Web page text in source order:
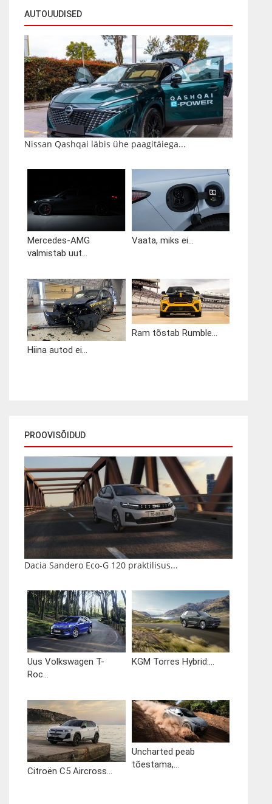
AUTOUUDISED
Nissan Qashqai läbis ühe paagitäiega...
Mercedes-AMG
valmistab uut...
Vaata, miks ei...
Hiina autod ei...
Ram tõstab Rumble...
PROOVISÕIDUD
Dacia Sandero Eco-G 120 praktilisus...
Uus Volkswagen T-
Roc...
KGM Torres Hybrid:...
Citroën C5 Aircross...
Uncharted peab
tõestama,...